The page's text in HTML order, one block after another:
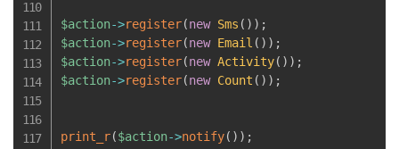
$action->register(new Sms ( ) ) ;
$action->register(new Email ( ) ) ;
$action->register(new Activity( ) ) ;
$action->register(new Count ( ) ) ;
print_r($action->notify( ) ) ;